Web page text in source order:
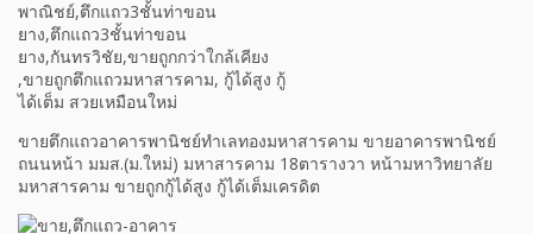
ขายตึกแถวอาคารพานิชย์ทำเลทองมหาสารคาม ขายอาคารพานิชย์
ถนนหน้า มมส.(ม.ใหม่) มหาสารคาม 18ตารางวา หน้ามหาวิทยาลัย
มหาสารคาม ขายถูกกู้ได้สูง กู้ได้เต็มเครดิต